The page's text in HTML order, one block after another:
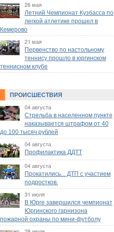
26 мая
Летний Чемпионат Кузбасса по
легкой атлетике прошел в
Кемерово
21 мая
Первенство по настольному
теннису прошло в юргинском
теннисном клубе
ПРОИСШЕСТВИЯ
04 августа
Стрельба в населенном пункте
наказывается штрафом от 40
до 100 тысяч рублей
04 августа
Профилактика ДДТТ
04 августа
Прокатились... ДТП с участием
подростков.
31 июля
В Юрге завершился чемпионат
Юргинского гарнизона
пожарной охраны по мини-футболу